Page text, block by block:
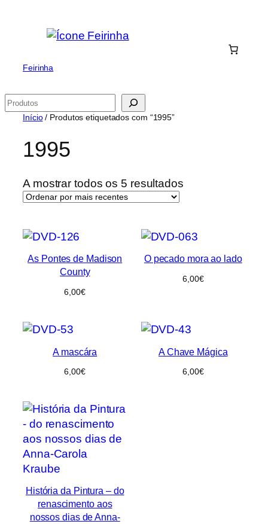
Feirinha
Pesquisar
Início/ Produtos etiquetados com “1995”
1995
A mostrar todos os 5 resultadosOrdenado
As Pontes de Madison
County
6,00€
O pecado mora ao lado
6,00€
A mascára
6,00€
A Chave Mágica
6,00€
História da Pintura – do
renascimento aos
nossos dias de Anna-